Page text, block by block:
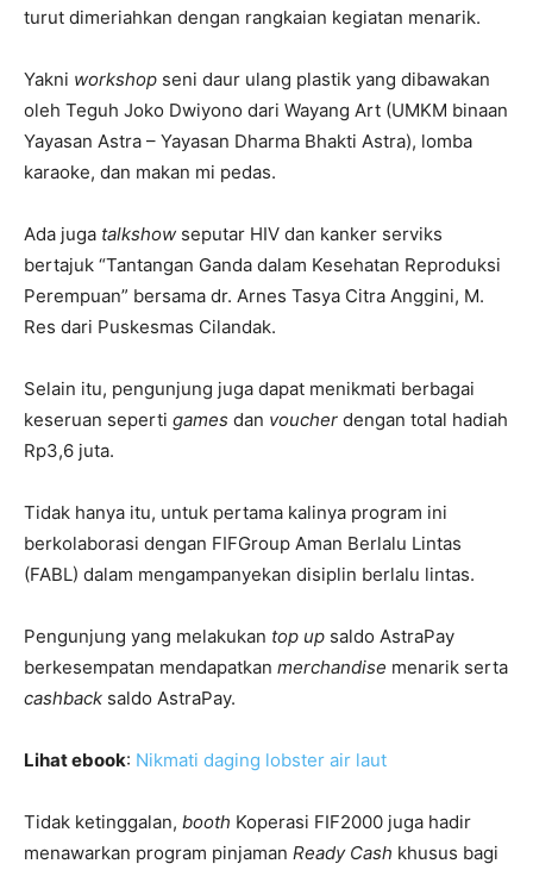
turut dimeriahkan dengan rangkaian kegiatan menarik.
Yakni workshop seni daur ulang plastik yang dibawakan
oleh Teguh Joko Dwiyono dari Wayang Art (UMKM binaan
Yayasan Astra – Yayasan Dharma Bhakti Astra), lomba
karaoke, dan makan mi pedas.
Ada juga talkshow seputar HIV dan kanker serviks
bertajuk “Tantangan Ganda dalam Kesehatan Reproduksi
Perempuan” bersama dr. Arnes Tasya Citra Anggini, M.
Res dari Puskesmas Cilandak.
Selain itu, pengunjung juga dapat menikmati berbagai
keseruan seperti games dan voucher dengan total hadiah
Rp3,6 juta.
Tidak hanya itu, untuk pertama kalinya program ini
berkolaborasi dengan FIFGroup Aman Berlalu Lintas
(FABL) dalam mengampanyekan disiplin berlalu lintas.
Pengunjung yang melakukan top up saldo AstraPay
berkesempatan mendapatkan merchandise menarik serta
cashback saldo AstraPay.
Lihat ebook: Nikmati daging lobster air laut
Tidak ketinggalan, booth Koperasi FIF2000 juga hadir
menawarkan program pinjaman Ready Cash khusus bagi